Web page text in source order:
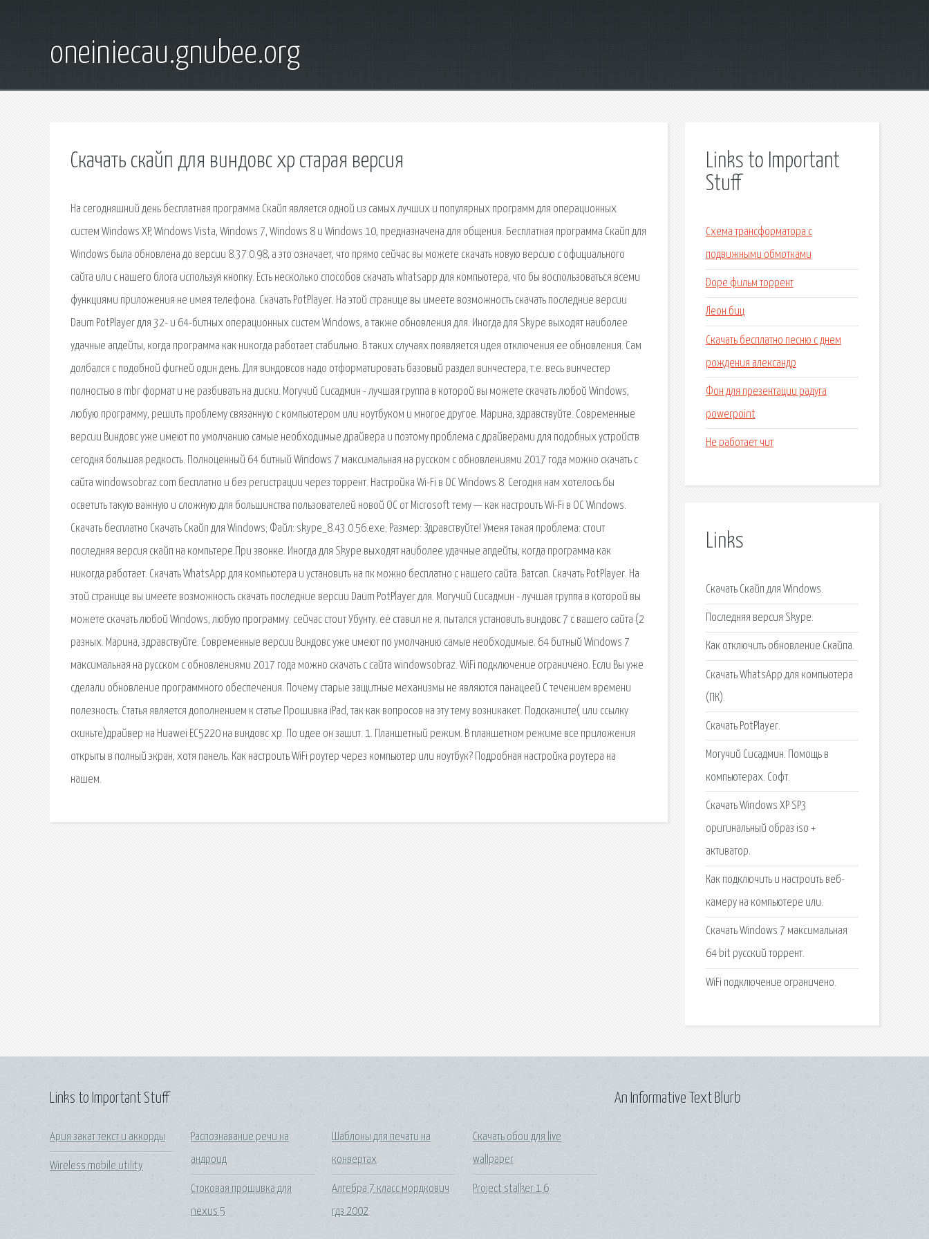
oneiniecau.gnubee.org
Скачать скайп для виндовс хр старая версия
На сегодняшний день бесплатная программа Скайп является одной из самых лучших и популярных программ для операционных
систем Windows XP, Windows Vista, Windows 7, Windows 8 и Windows 10, предназначена для общения. Бесплатная программа Скайп для
Windows была обновлена до версии 8.37.0.98, а это означает, что прямо сейчас вы можете скачать новую версию с официального
сайта или с нашего блога используя кнопку. Есть несколько способов скачать whatsapp для компьютера, что бы воспользоваться всеми
функциями приложения не имея телефона. Скачать PotPlayer. На этой странице вы имеете возможность скачать последние версии
Daum PotPlayer для 32- и 64-битных операционных систем Windows, а также обновления для. Иногда для Skype выходят наиболее
удачные апдейты, когда программа как никогда работает стабильно. В таких случаях появляется идея отключения ее обновления. Сам
долбался с подобной фигней один день. Для виндовсов надо отформатировать базовый раздел винчестера, т.е. весь винчестер
полностью в mbr формат и не разбивать на диски. Могучий Сисадмин - лучшая группа в которой вы можете скачать любой Windows,
любую программу, решить проблему связанную с компьютером или ноутбуком и многое другое. Марина, здравствуйте. Современные
версии Виндовс уже имеют по умолчанию самые необходимые драйвера и поэтому проблема с драйверами для подобных устройств
сегодня большая редкость. Полноценный 64 битный Windows 7 максимальная на русском с обновлениями 2017 года можно скачать с
сайта windowsobraz.com бесплатно и без регистрации через торрент. Настройка Wi-Fi в ОС Windows 8. Сегодня нам хотелось бы
осветить такую важную и сложную для большинства пользователей новой ОС от Microsoft тему — как настроить Wi-Fi в ОС Windows.
Скачать бесплатно Скачать Скайп для Windows; Файл: skype_8.43.0.56.exe; Размер: Здравствуйте! Уменя такая проблема: стоит
последняя версия скайп на компьтере.При звонке. Иногда для Skype выходят наиболее удачные апдейты, когда программа как
никогда работает. Скачать WhatsApp для компьютера и установить на пк можно бесплатно с нашего сайта. Ватсап. Скачать PotPlayer. На
этой странице вы имеете возможность скачать последние версии Daum PotPlayer для. Могучий Сисадмин - лучшая группа в которой вы
можете скачать любой Windows, любую программу. сейчас стоит Убунту. её ставил не я. пытался установить виндовс 7 с вашего сайта (2
разных. Марина, здравствуйте. Современные версии Виндовс уже имеют по умолчанию самые необходимые. 64 битный Windows 7
максимальная на русском с обновлениями 2017 года можно скачать с сайта windowsobraz. WiFi подключение ограничено. Если Вы уже
сделали обновление программного обеспечения. Почему старые защитные механизмы не являются панацеей С течением времени
полезность. Статья является дополнением к статье Прошивка iPad, так как вопросов на эту тему возникакет. Подскажите( или ссылку
скиньте)драйвер на Huawei EC5220 на виндовс хр. По идее он зашит. 1. Планшетный режим. В планшетном режиме все приложения
открыты в полный экран, хотя панель. Как настроить WiFi роутер через компьютер или ноутбук? Подробная настройка роутера на
нашем.
Links to Important
Stuff
Схема трансформатора с
подвижными обмотками
Dope фильм торрент
Леон биц
Скачать бесплатно песню с днем
рождения александр
Фон для презентации радуга
powerpoint
Не работает чит
Links
Скачать Скайп для Windows.
Последняя версия Skype.
Как отключить обновление Скайпа.
Скачать WhatsApp для компьютера
(ПК).
Скачать PotPlayer.
Могучий Сисадмин. Помощь в
компьютерах. Софт.
Скачать Windows XP SP3
оригинальный образ iso +
активатор.
Как подключить и настроить веб-
камеру на компьютере или.
Cкачать Windows 7 максимальная
64 bit русский торрент.
WiFi подключение ограничено.
Links to Important Stuff
Ария закат текст и аккорды
Wireless mobile utility
Распознавание речи на
андроид
Стоковая прошивка для
nexus 5
Шаблоны для печати на
конвертах
Алгебра 7 класс мордкович
гдз 2002
Скачать обои для live
wallpaper
Project stalker 1 6
An Informative Text Blurb